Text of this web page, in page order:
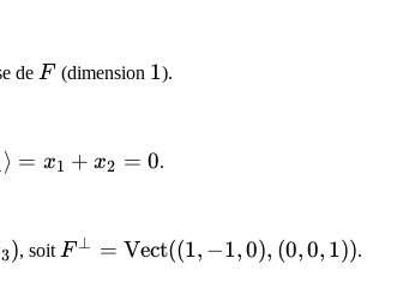
de F
F(dimension 1
1).
⟩ = x1 + x2 = 0.
3), soit F^{\perp} =
F ⊥ = Vect((1, −1,0), (0,0, 1)).